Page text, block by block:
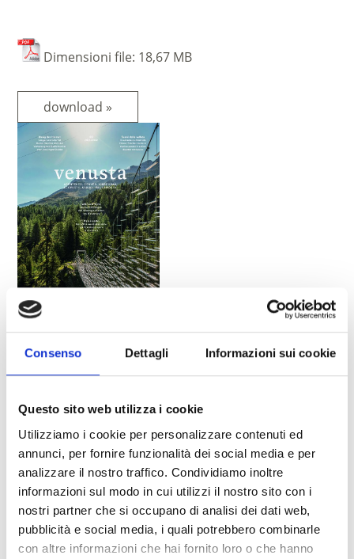
Consenso Dettagli Informazioni sui cookie
Questo sito web utilizza i cookie
Utilizziamo i cookie per personalizzare contenuti ed
annunci, per fornire funzionalità dei social media e per
analizzare il nostro traffico. Condividiamo inoltre
informazioni sul modo in cui utilizzi il nostro sito con i
nostri partner che si occupano di analisi dei dati web,
pubblicità e social media, i quali potrebbero combinarle
con altre informazioni che hai fornito loro o che hanno
Dimensioni file: 18,67 MB
download »
09 VENUSTA – MAGAZINE DELLA VAL VENOSTA
Dimensioni file: 3,88 MB
download »